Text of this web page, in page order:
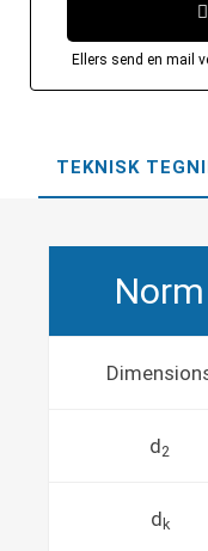
Ellers send en mail
TEKNISK
Norm
d2
d k